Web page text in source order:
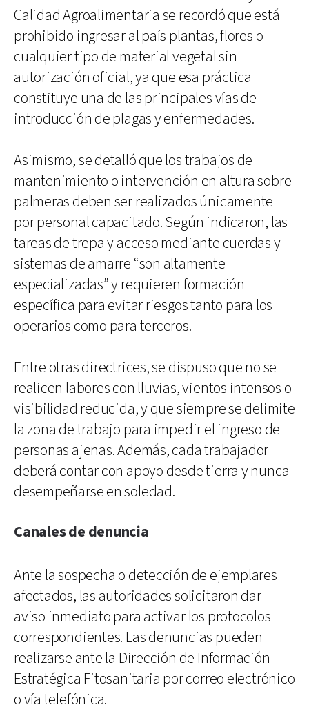
Calidad Agroalimentaria se recordó que está
prohibido ingresar al país plantas, flores o
cualquier tipo de material vegetal sin
autorización oficial, ya que esa práctica
constituye una de las principales vías de
introducción de plagas y enfermedades.
Asimismo, se detalló que los trabajos de
mantenimiento o intervención en altura sobre
palmeras deben ser realizados únicamente
por personal capacitado. Según indicaron, las
tareas de trepa y acceso mediante cuerdas y
sistemas de amarre “son altamente
especializadas” y requieren formación
específica para evitar riesgos tanto para los
operarios como para terceros.
Entre otras directrices, se dispuso que no se
realicen labores con lluvias, vientos intensos o
visibilidad reducida, y que siempre se delimite
la zona de trabajo para impedir el ingreso de
personas ajenas. Además, cada trabajador
deberá contar con apoyo desde tierra y nunca
desempeñarse en soledad.
Canales de denuncia
Ante la sospecha o detección de ejemplares
afectados, las autoridades solicitaron dar
aviso inmediato para activar los protocolos
correspondientes. Las denuncias pueden
realizarse ante la Dirección de Información
Estratégica Fitosanitaria por correo electrónico
o vía telefónica.